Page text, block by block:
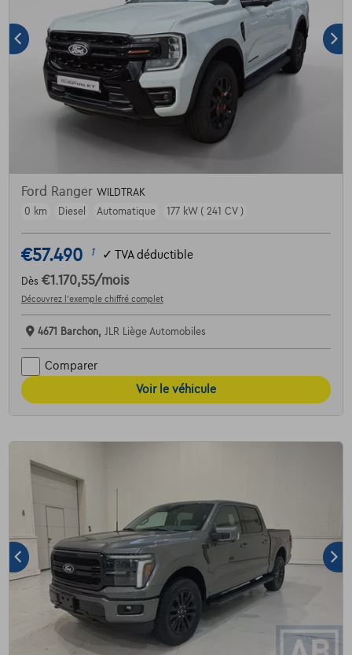
Ford Ranger WILDTRAK
0 km
Diesel Automatique 177 kW ( 241 CV )
€57.490 1 ✓ TVA déductible
Dès €1.170,55/mois
Découvrez l’exemple chiffré complet
4671 Barchon, JLR Liège Automobiles
Comparer
Voir le véhicule